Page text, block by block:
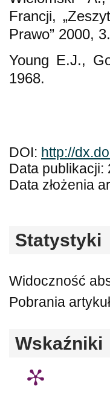
Francji,
Prawo” 2000, 3.
Young E.J.,
1968.
DOI: http://
Data publikacji:
Data złożenia
Statystyki
Widoczność
Pobrania
Wskaźniki